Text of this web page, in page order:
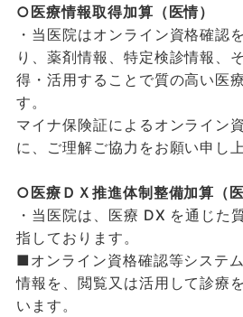
○医療情報取得加算（医情）
・当医院はオンライン資格確認
り、薬剤情報、特定検診情報、
得・活用することで質の高い医
す。
マイナ保険証によるオンライン
に、ご理解ご協力をお願い申し
○医療ＤＸ推進体制整備加算（医
・当医院は、医療 DX を通じた
指しております。
■オンライン資格確認等システ
情報を、閲覧又は活用して診療
います。